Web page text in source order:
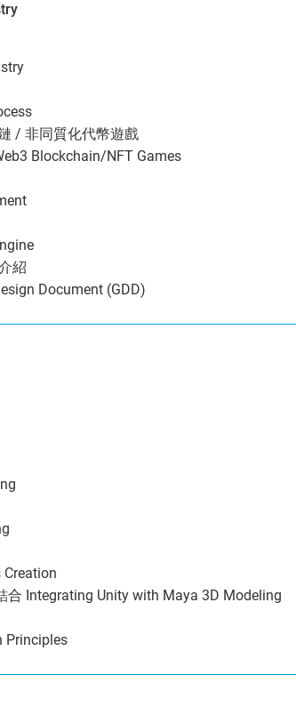
/ 非同質化代幣遊戲
Blockchain/NFT Games
紹
Document (GDD)
Creation
合 Integrating Unity with Maya 3D Modeling
Principles